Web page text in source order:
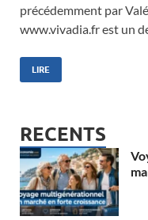
précédemment par
www.vivadia.fr est un
LIRE
RECENTS